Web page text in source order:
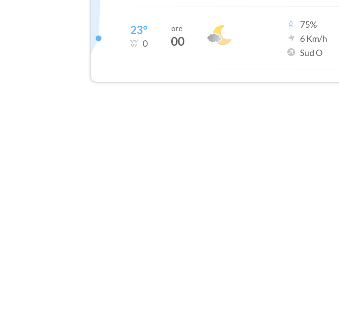
23°
0
ore
00
75%
6 Km/h
Sud O